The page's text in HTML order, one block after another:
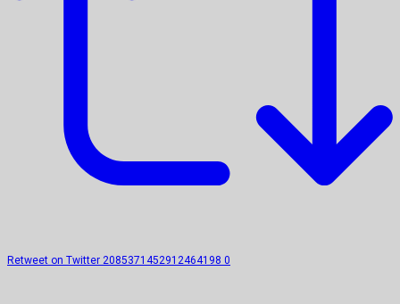
Retweet on Twitter 2085371452912464198 0